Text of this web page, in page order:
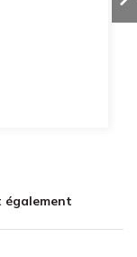
également